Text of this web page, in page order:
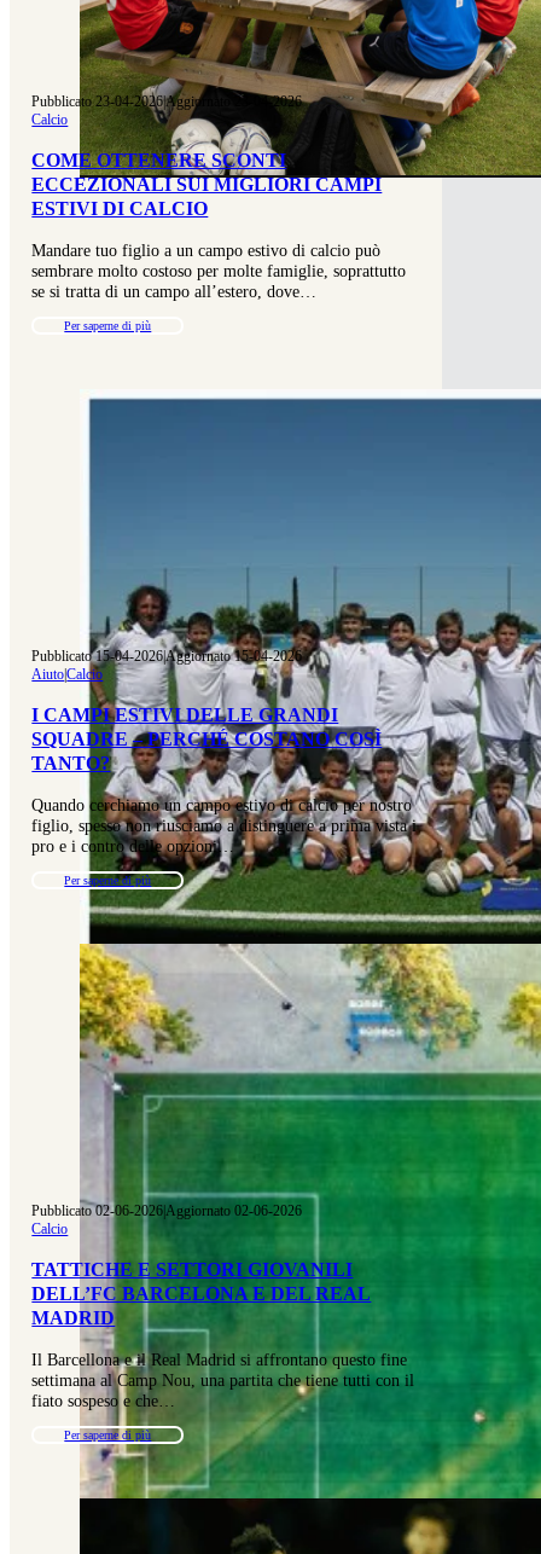
Pubblicato 23-04-2026|Aggiornato 23-04-2026
Calcio
COME OTTENERE SCONTI
ECCEZIONALI SUI MIGLIORI CAMPI
ESTIVI DI CALCIO
Mandare tuo figlio a un campo estivo di calcio può
sembrare molto costoso per molte famiglie, soprattutto
se si tratta di un campo all’estero, dove…
Per saperne di più
Pubblicato 15-04-2026|Aggiornato 15-04-2026
Aiuto|Calcio
I CAMPI ESTIVI DELLE GRANDI
SQUADRE – PERCHÉ COSTANO COSÌ
TANTO?
Quando cerchiamo un campo estivo di calcio per nostro
figlio, spesso non riusciamo a distinguere a prima vista i
pro e i contro delle opzioni…
Per saperne di più
Pubblicato 02-06-2026|Aggiornato 02-06-2026
Calcio
TATTICHE E SETTORI GIOVANILI
DELL’FC BARCELONA E DEL REAL
MADRID
Il Barcellona e il Real Madrid si affrontano questo fine
settimana al Camp Nou, una partita che tiene tutti con il
fiato sospeso e che…
Per saperne di più